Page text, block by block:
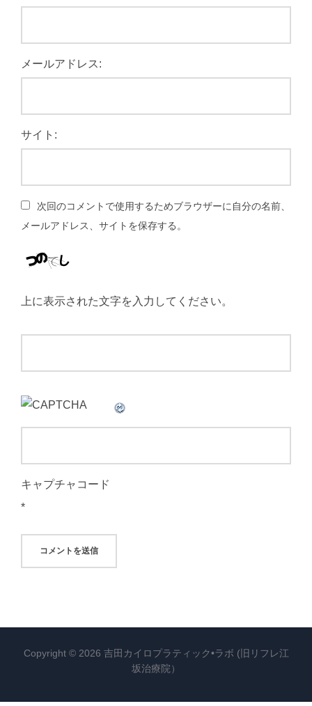
メールアドレス:
サイト:
次回のコメントで使用するためブラウザーに自分の名前、
メールアドレス、サイトを保存する。
上に表示された文字を入力してください。
キャプチャコード
*
Copyright © 2026 吉田カイロプラティック•ラボ (旧リフレ江
坂治療院）